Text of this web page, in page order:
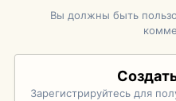
Вы должны быть
Зарегистрируйтесь для